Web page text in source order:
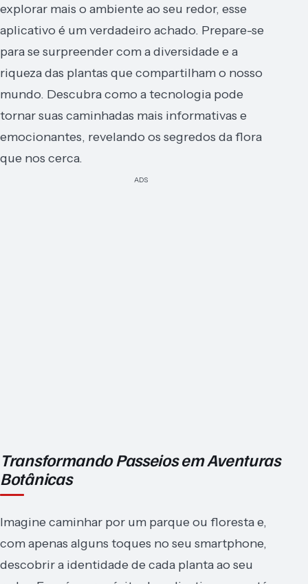
explorar mais o ambiente ao seu redor, esse
aplicativo é um verdadeiro achado. Prepare-se
para se surpreender com a diversidade e a
riqueza das plantas que compartilham o nosso
mundo. Descubra como a tecnologia pode
tornar suas caminhadas mais informativas e
emocionantes, revelando os segredos da flora
que nos cerca.
ADS
Transformando Passeios em Aventuras
Botânicas
Imagine caminhar por um parque ou floresta e,
com apenas alguns toques no seu smartphone,
descobrir a identidade de cada planta ao seu